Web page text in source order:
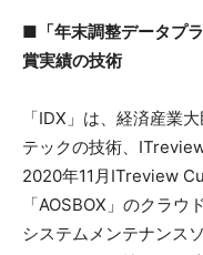
■「年末調整データプ
賞実績の技術
「IDX」は、経済産業
テックの技術、
2020年11月ITreview
「AOSBOX」のクラ
システムメンテナンス